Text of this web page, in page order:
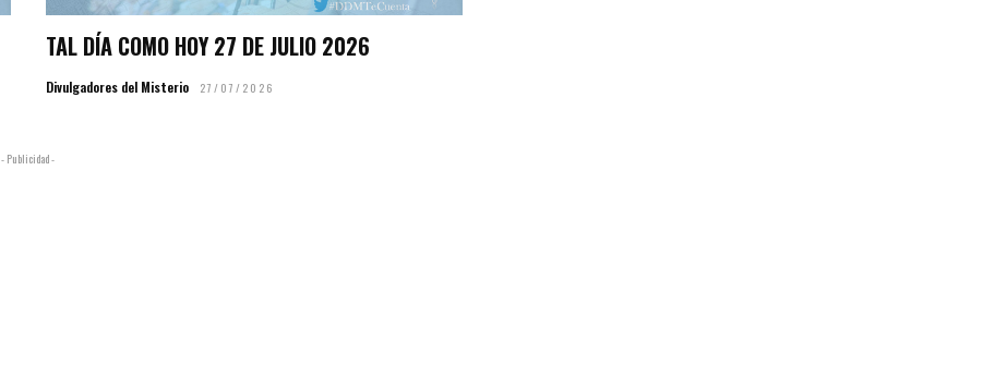
TAL DÍA COMO HOY 27 DE JULIO 2026
Divulgadores del Misterio 27/07/2026
- Publicidad -